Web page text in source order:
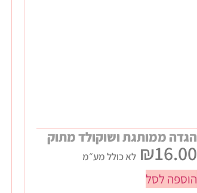
הגדה ממותגת ושוקולד מתוק
₪16.00 לא כולל מע״מ
הוספה לסל